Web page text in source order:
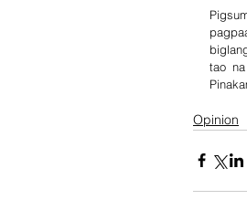
tao
Opinion